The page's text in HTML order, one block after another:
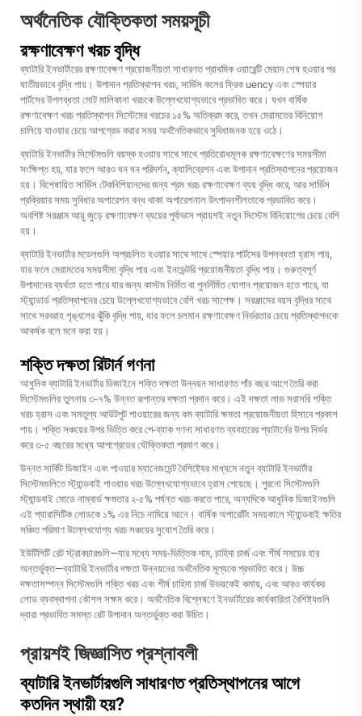
অর্থনৈতিক যৌক্তিকতা সময়সূচী
রক্ষণাবেক্ষণ খরচ বৃদ্ধি
ব্যাটারি ইনভার্টারের রক্ষণাবেক্ষণ প্রয়োজনীয়তা সাধারণত প্রাথমিক ওয়ারেন্টি মেয়াদ শেষ হওয়ার পর
ঘাতীয়ভাবে বৃদ্ধি পায়। উপাদান প্রতিস্থাপন খরচ, সার্ভিস কলের ফ্রিক uency এবং স্পেয়ার
পার্টসের উপলব্ধতা মোট মালিকানা খরচকে উল্লেখযোগ্যভাবে প্রভাবিত করে। যখন বার্ষিক
রক্ষণাবেক্ষণ খরচ প্রতিস্থাপন সিস্টেমের খরচের ১৫% অতিক্রম করে, তখন মেরামতের বিনিয়োগ
চালিয়ে যাওয়ার চেয়ে আপগ্রেড করার সময় অর্থনৈতিকভাবে সুবিধাজনক হয়ে ওঠে।
ব্যাটারি ইনভার্টার সিস্টেমগুলি বয়স্ক হওয়ার সাথে সাথে প্রতিরোধমূলক রক্ষণাবেক্ষণের সময়সীমা
সংক্ষিপ্ত হয়, যার ফলে আরও ঘন ঘন পরিদর্শন, ক্যালিব্রেশন এবং উপাদান প্রতিস্থাপনের প্রয়োজন
হয়। বিশেষায়িত সার্ভিস টেকনিশিয়ানদের জন্য শ্রম খরচ রক্ষণাবেক্ষণ ব্যয় বৃদ্ধি করে, আর সার্ভিস
প্রক্রিয়ার সময় সুবিধার অপারেশন বন্ধ থাকা অপারেশনাল উৎপাদনশীলতাকে প্রভাবিত করে।
অবশিষ্ট সরঞ্জাম আয়ু জুড়ে রক্ষণাবেক্ষণ ব্যয়ের পূর্বাভাস প্রায়শই নতুন সিস্টেম বিনিয়োগের চেয়ে বেশি
হয়।
ব্যাটারি ইনভার্টার মডেলগুলি অপ্রচলিত হওয়ার সাথে সাথে স্পেয়ার পার্টসের উপলব্ধতা হ্রাস পায়,
যার ফলে মেরামতের সময়সীমা বৃদ্ধি পায় এবং ইনভেন্টরি প্রয়োজনীয়তা বৃদ্ধি পায়। গুরুত্বপূর্ণ
উপাদানের ব্যর্থতা হতে পারে যার জন্য কাস্টম নির্মিত বা পুনর্নির্মিত যোগান প্রয়োজন হতে পারে, যা
স্ট্যান্ডার্ড প্রতিস্থাপনের চেয়ে উল্লেখযোগ্যভাবে বেশি খরচ সাপেক্ষ। সরঞ্জামের বয়স বৃদ্ধির সাথে
সাথে সরবরাহ শৃঙ্খলের ঝুঁকি বৃদ্ধি পায়, যার ফলে চলমান রক্ষণাবেক্ষণ নির্ভরতার চেয়ে প্রতিস্থাপনকে
আকর্ষক বলে মনে করা হয়।
শক্তি দক্ষতা রিটার্ন গণনা
আধুনিক ব্যাটারি ইনভার্টার ডিজাইনে শক্তি দক্ষতা উন্নয়ন সাধারণত পাঁচ বছর আগে তৈরি করা
সিস্টেমগুলির তুলনায় ৩-৭% উন্নত রূপান্তর দক্ষতা প্রদান করে। এই দক্ষতা লাভ সরাসরি শক্তি
খরচ হ্রাস এবং সমতুল্য আউটপুট পাওয়ারের জন্য কম ব্যাটারি ক্ষমতা প্রয়োজনীয়তা হিসাবে প্রকাশ
পায়। শক্তি সঞ্চয়ের উপর ভিত্তি করে পে-ব্যাক গণনা সাধারণত ব্যবহারের প্যাটার্নের উপর নির্ভর
করে ৩-৫ বছরের মধ্যে আপগ্রেডের যৌক্তিকতা প্রমাণ করে।
উন্নত সার্কিট ডিজাইন এবং পাওয়ার ম্যানেজমেন্ট বৈশিষ্ট্যের মাধ্যমে নতুন ব্যাটারি ইনভার্টার
সিস্টেমগুলিতে স্ট্যান্ডবাই পাওয়ার খরচ উল্লেখযোগ্যভাবে হ্রাস পেয়েছে। পুরনো সিস্টেমগুলি
স্ট্যান্ডবাই মোডে নাম্বার্ড ক্ষমতার ২-৫% পর্যন্ত খরচ করতে পারে, অন্যদিকে আধুনিক ডিজাইনগুলি
এই প্যারাসিটিক লোডকে ১% এর নিচে নামিয়ে আনে। বার্ষিক অপারেটিং সময়কালে স্ট্যান্ডবাই ক্ষতির
সঞ্চিত পরিমাণ উল্লেখযোগ্য খরচ সঞ্চয়ের সুযোগ তৈরি করে।
ইউটিলিটি রেট স্ট্রাকচারগুলি—যার মধ্যে সময়-ভিত্তিক দাম, চাহিদা চার্জ এবং শীর্ষ সময়ের হার
অন্তর্ভুক্ত—ব্যাটারি ইনভার্টার দক্ষতা উন্নয়নের অর্থনৈতিক মূল্যকে প্রভাবিত করে। উচ্চ
দক্ষতাসম্পন্ন সিস্টেমগুলি শক্তি খরচ এবং শীর্ষ চাহিদা চার্জ উভয়কেই কমায়, এবং আরও কার্যকর
লোড ব্যবস্থাপনা কৌশল সক্ষম করে। অর্থনৈতিক বিশ্লেষণে ইনভার্টারের কার্যকারিতা বৈশিষ্ট্যগুলি
দ্বারা প্রভাবিত সমস্ত রেট উপাদান অন্তর্ভুক্ত করা উচিত।
প্রায়শই জিজ্ঞাসিত প্রশ্নাবলী
ব্যাটারি ইনভার্টারগুলি সাধারণত প্রতিস্থাপনের আগে
কতদিন স্থায়ী হয়?